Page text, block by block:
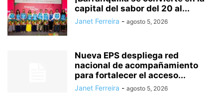
capital del sabor del 20 al...
Janet Ferreira - agosto 5, 2026
Nueva EPS despliega red
nacional de acompañamiento
para fortalecer el acceso...
Janet Ferreira - agosto 5, 2026